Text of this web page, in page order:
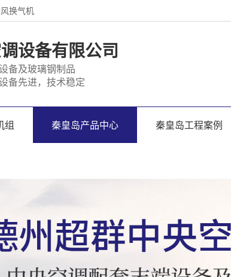
换气机
设备有限公司
备及玻璃钢制品
备先进，技术稳定
组 秦皇岛产品中心 秦皇岛工程案例